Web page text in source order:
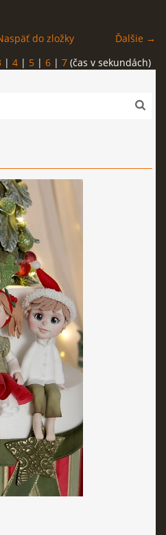
Torty od Lorny
Prievidza
Ďalšie →
do zložky
| 4 | 5 | 6 | 7 (čas v sekundách)